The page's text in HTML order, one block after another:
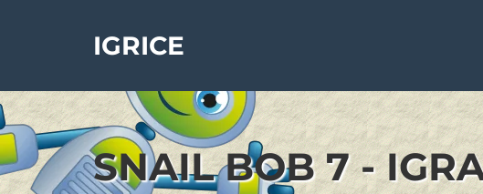
IGRICE
SNAIL BOB 7 -